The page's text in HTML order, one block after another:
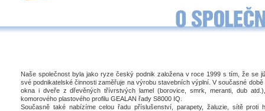
Naše společnost byla jako ryze český podnik založena v roce 1999 s tím, že se
své podnikatelské činnosti zaměřuje na výrobu stavebních výplní. V současné
okna i dveře z dřevěných třívrstvých lamel (borovice, smrk, meranti, dub
komorového plastového profilu GEALAN řady S8000 IQ.
Současně také nabízíme celou řadu příslušenství, parapety, žaluzie, sítě proti